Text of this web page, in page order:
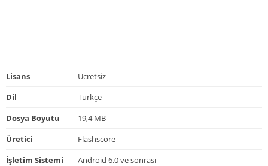
Lisans
Ücretsiz
Dil
Türkçe
Dosya Boyutu
19,4 MB
Üretici
Flashscore
İşletim Sistemi
Android 6.0 ve sonrası